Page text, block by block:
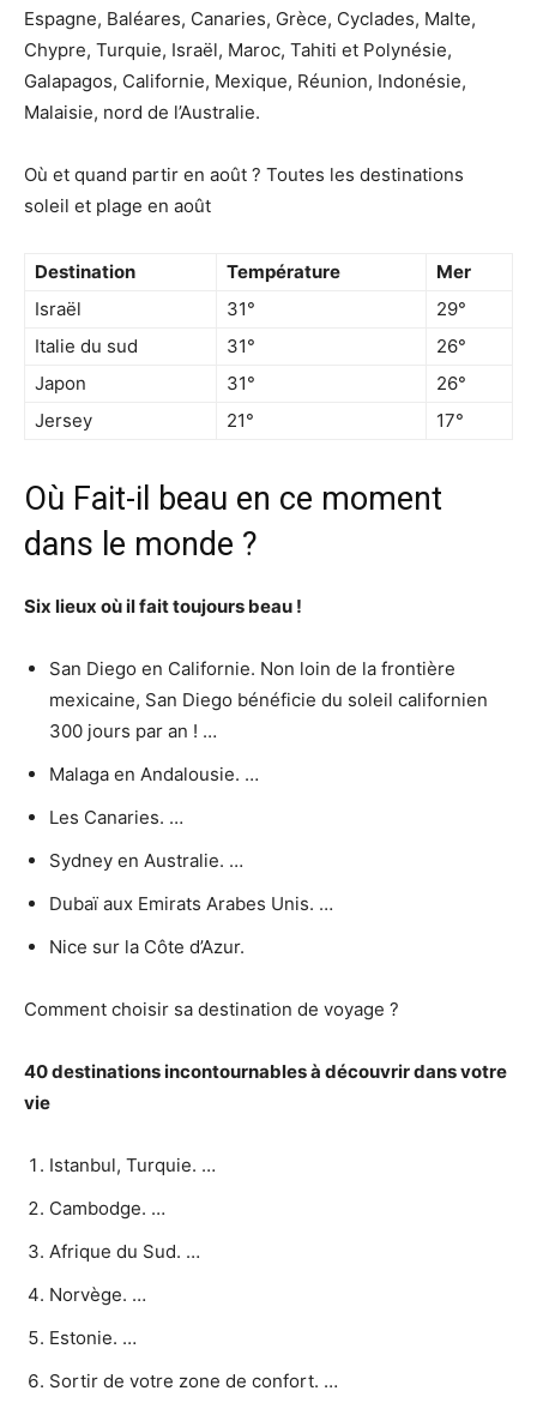
Espagne, Baléares, Canaries, Grèce, Cyclades, Malte,
Chypre, Turquie, Israël, Maroc, Tahiti et Polynésie,
Galapagos, Californie, Mexique, Réunion, Indonésie,
Malaisie, nord de l’Australie.
Où et quand partir en août ? Toutes les destinations
soleil et plage en août
Destination Température
Mer
Israël
31°
29°
Italie du sud
31°
26°
Japon
31°
26°
Jersey
21° 17°
Où Fait-il beau en ce moment
dans le monde ?
Six lieux oùil faittoujours beau !
San Diego en Californie. Non loin de la frontière
mexicaine, San Diego bénéficie du soleil californien
300 jours par an ! …
Malaga en Andalousie. …
Les Canaries. …
Sydney en Australie. …
Dubaï aux Emirats Arabes Unis. …
Nice sur la Côte d’Azur.
Comment choisir sa destination de voyage ?
40destinationsincontournables à découvrir dans votre
vie
Istanbul, Turquie. …
Cambodge. …
Afrique du Sud. …
Norvège. …
Estonie. …
Sortir de votre zone de confort. …